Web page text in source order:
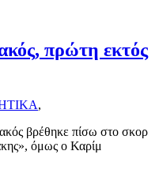
πρώτη εκτός
,
βρέθηκε πίσω στο σκορ
όμως ο Καρίμ